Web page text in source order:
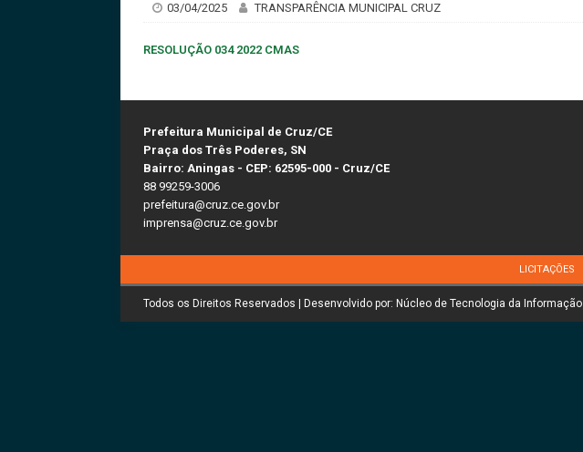
03/04/2025 TRANSPARÊNCIA MUNICIPAL CRUZ
RESOLUÇÃO 034 2022 CMAS
Prefeitura Municipal de Cruz/CE
Praça dos Três Poderes, SN
Bairro: Aningas - CEP: 62595-000 - Cruz/CE
88 99259-3006
prefeitura@cruz.ce.gov.br
imprensa@cruz.ce.gov.br
LICITAÇÕES
Todos os Direitos Reservados | Desenvolvido por: Núcleo de Tecnologia da Informação